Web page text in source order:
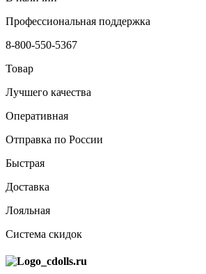
Профессиональная поддержка
8-800-550-5367
Товар
Лучшего качества
Оперативная
Отправка по России
Быстрая
Доставка
Лояльная
Система скидок